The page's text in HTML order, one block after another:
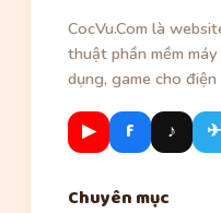
CocVu.Com là
thuật phần mềm
dụng, game cho
▶ f ♪ ✈
Chuyên mục